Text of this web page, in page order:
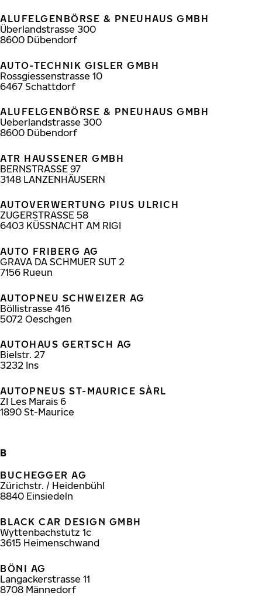
ALUFELGENBÖRSE & PNEUHAUS GMBH
Überlandstrasse 300
8600 Dübendorf
AUTO-TECHNIK GISLER GMBH
Rossgiessenstrasse 10
6467 Schattdorf
ALUFELGENBÖRSE & PNEUHAUS GMBH
Ueberlandstrasse 300
8600 Dübendorf
ATR HAUSSENER GMBH
BERNSTRASSE 97
3148 LANZENHÄUSERN
AUTOVERWERTUNG PIUS ULRICH
ZUGERSTRASSE 58
6403 KÜSSNACHT AM RIGI
AUTO FRIBERG AG
GRAVA DA SCHMUER SUT 2
7156 Rueun
AUTOPNEU SCHWEIZER AG
Böllistrasse 416
5072 Oeschgen
AUTOHAUS GERTSCH AG
Bielstr. 27
3232 Ins
AUTOPNEUS ST-MAURICE SÀRL
ZI Les Marais 6
1890 St-Maurice
B
BUCHEGGER AG
Zürichstr. / Heidenbühl
8840 Einsiedeln
BLACK CAR DESIGN GMBH
Wyttenbachstutz 1c
3615 Heimenschwand
BÖNI AG
Langackerstrasse 11
8708 Männedorf